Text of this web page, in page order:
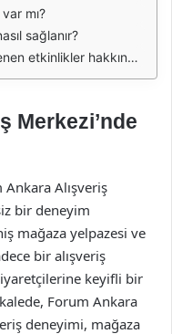
mı?
sağlanır?
hakkında bilgi alabilir miyim?
Merkezi’nde
Ankara Alışveriş
bir deneyim
mağaza yelpazesi ve
bir alışveriş
keyifli bir
Forum Ankara
deneyimi, mağaza